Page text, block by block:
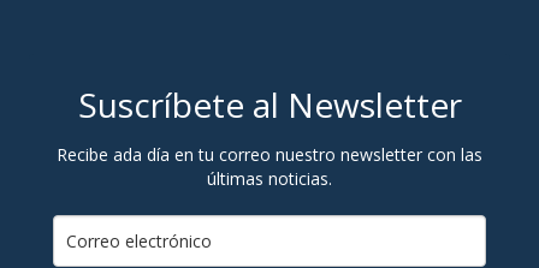
Suscríbete al Newsletter
Recibe ada día en tu correo nuestro newsletter con las
últimas noticias.